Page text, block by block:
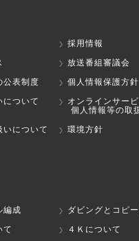
採用情報
放送番組審議会
公表制度
個人情報保護方針
について
オンラインサー
個人情報等の取
いについて
環境方針
編成
ダビングとコピ
て
４Ｋについて